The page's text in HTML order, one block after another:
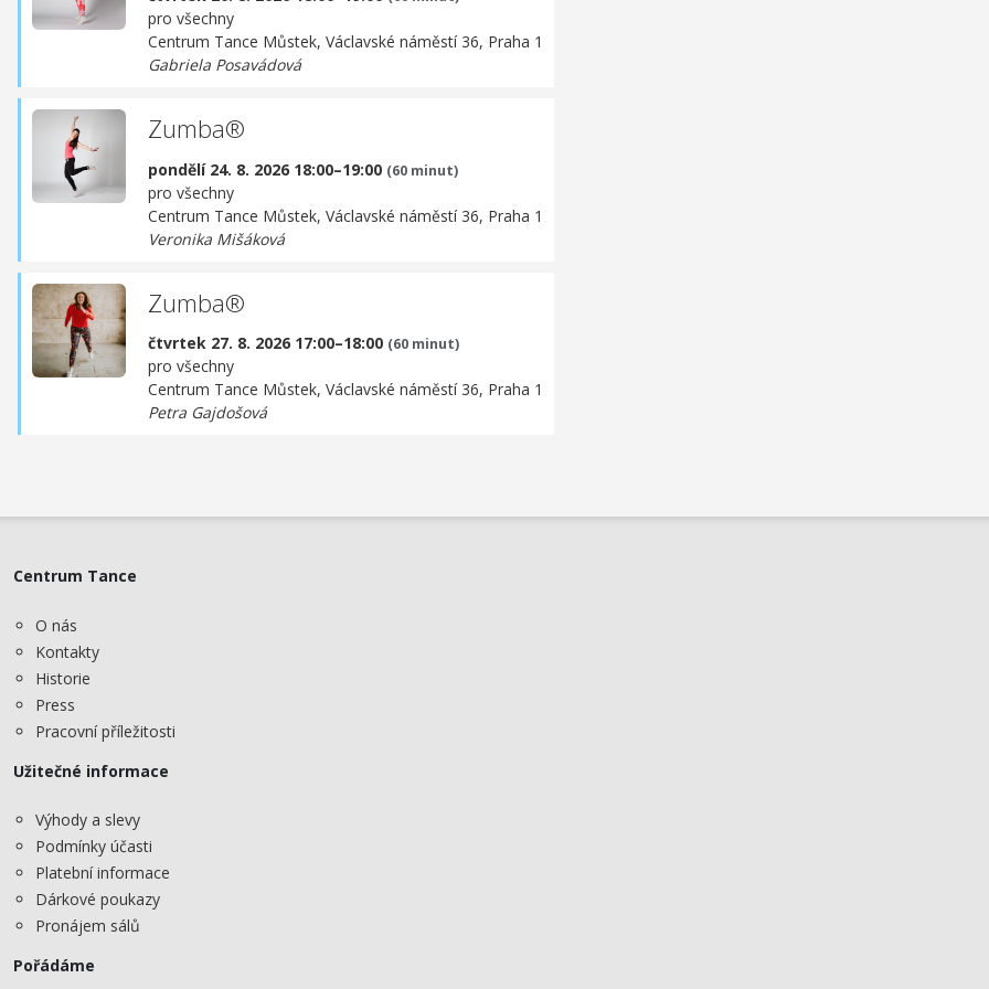
pro všechny
Centrum Tance Můstek, Václavské náměstí 36, Praha 1
Gabriela Posavádová
Zumba®
pondělí 24. 8. 2026 18:00–19:00 (60 minut)
pro všechny
Centrum Tance Můstek, Václavské náměstí 36, Praha 1
Veronika Mišáková
Zumba®
čtvrtek 27. 8. 2026 17:00–18:00 (60 minut)
pro všechny
Centrum Tance Můstek, Václavské náměstí 36, Praha 1
Petra Gajdošová
Centrum Tance
O nás
Kontakty
Historie
Press
Pracovní příležitosti
Užitečné informace
Výhody a slevy
Podmínky účasti
Platební informace
Dárkové poukazy
Pronájem sálů
Pořádáme